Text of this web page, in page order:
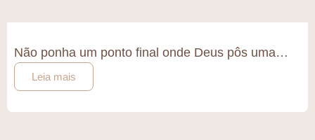
Não ponha um ponto final onde Deus pôs uma…
Leia mais